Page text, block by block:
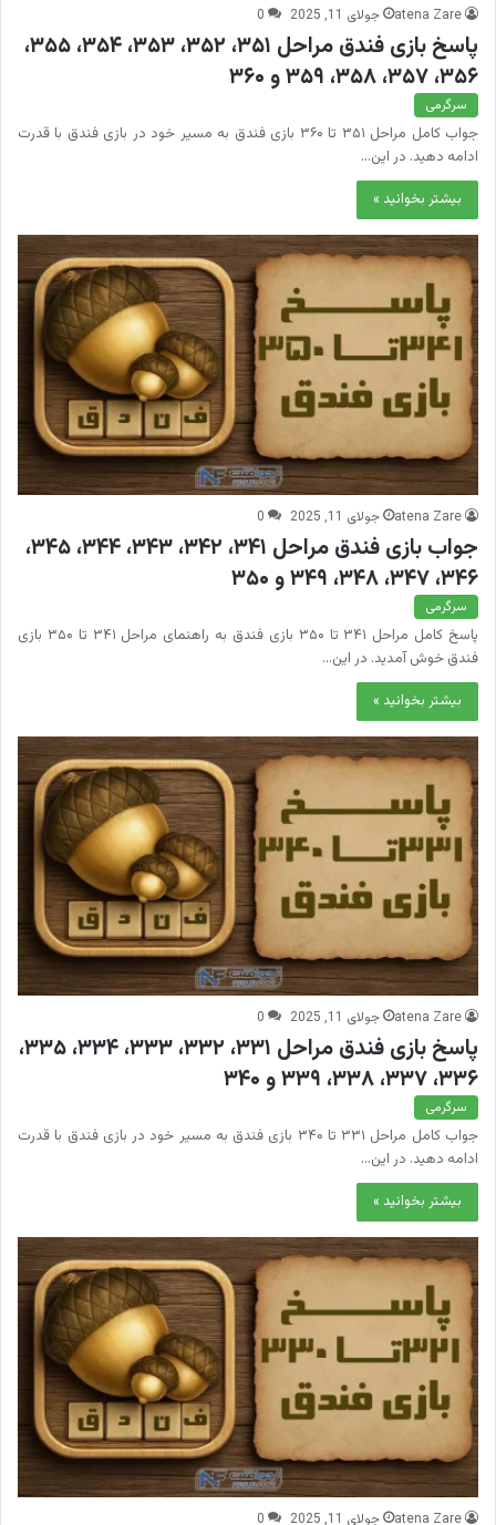
atena Zare جولای 11, 2025 0
پاسخ بازی فندق مراحل ۳۵۱، ۳۵۲، ۳۵۳، ۳۵۴، ۳۵۵،
۳۵۶، ۳۵۷، ۳۵۸، ۳۵۹ و ۳۶۰
سرگرمی
جواب کامل مراحل ۳۵۱ تا ۳۶۰ بازی فندق به مسیر خود در بازی فندق با قدرت
ادامه دهید. در این…
بیشتر بخوانید »
atena Zare جولای 11, 2025 0
جواب بازی فندق مراحل ۳۴۱، ۳۴۲، ۳۴۳، ۳۴۴، ۳۴۵،
۳۴۶، ۳۴۷، ۳۴۸، ۳۴۹ و ۳۵۰
سرگرمی
پاسخ کامل مراحل ۳۴۱ تا ۳۵۰ بازی فندق به راهنمای مراحل ۳۴۱ تا ۳۵۰ بازی
فندق خوش آمدید. در این…
بیشتر بخوانید »
atena Zare جولای 11, 2025 0
پاسخ بازی فندق مراحل ۳۳۱، ۳۳۲، ۳۳۳، ۳۳۴، ۳۳۵،
۳۳۶، ۳۳۷، ۳۳۸، ۳۳۹ و ۳۴۰
سرگرمی
جواب کامل مراحل ۳۳۱ تا ۳۴۰ بازی فندق به مسیر خود در بازی فندق با قدرت
ادامه دهید. در این…
بیشتر بخوانید »
atena Zare جولای 11, 2025 0